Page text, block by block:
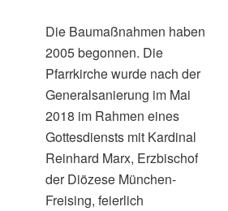
Die Baumaßnahmen haben
2005 begonnen. Die
Pfarrkirche wurde nach der
Generalsanierung im Mai
2018 im Rahmen eines
Gottesdiensts mit Kardinal
Reinhard Marx, Erzbischof
der Diözese München-
Freising, feierlich